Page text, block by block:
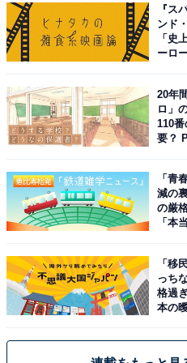
『ス
ンド
「史
ーロ
20年
ロ」
110
要？
「青
減の
の厳
「本
「移
っち
格過
本の